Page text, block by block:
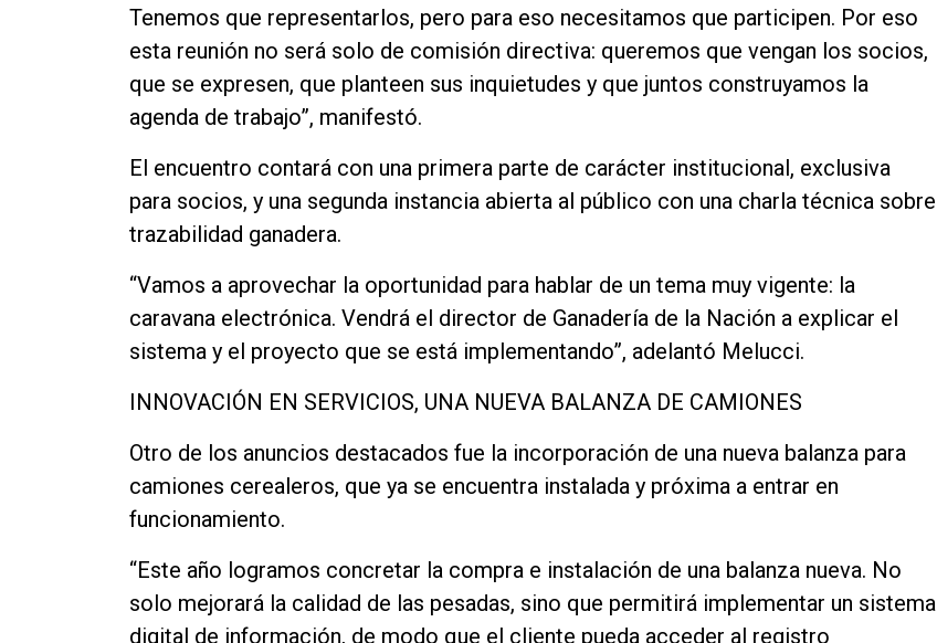
Tenemos que representarlos, pero para eso necesitamos que participen. Por eso
esta reunión no será solo de comisión directiva: queremos que vengan los socios,
que se expresen, que planteen sus inquietudes y que juntos construyamos la
agenda de trabajo”, manifestó.
El encuentro contará con una primera parte de carácter institucional, exclusiva
para socios, y una segunda instancia abierta al público con una charla técnica sobre
trazabilidad ganadera.
“Vamos a aprovechar la oportunidad para hablar de un tema muy vigente: la
caravana electrónica. Vendrá el director de Ganadería de la Nación a explicar el
sistema y el proyecto que se está implementando”, adelantó Melucci.
INNOVACIÓN EN SERVICIOS, UNA NUEVA BALANZA DE CAMIONES
Otro de los anuncios destacados fue la incorporación de una nueva balanza para
camiones cerealeros, que ya se encuentra instalada y próxima a entrar en
funcionamiento.
“Este año logramos concretar la compra e instalación de una balanza nueva. No
solo mejorará la calidad de las pesadas, sino que permitirá implementar un sistema
digital de información, de modo que el cliente pueda acceder al registro